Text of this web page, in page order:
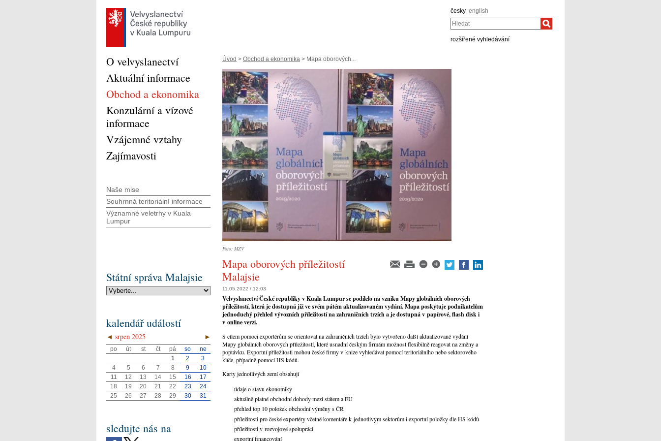
česky english
Hledat
rozšířené vyhledávání
Úvod > Obchod a ekonomika > Mapa oborových...
Foto: MZV
Mapa oborových příležitostí
Malajsie
11.05.2022 / 12:03
Velvyslanectví České republiky v Kuala Lumpur se podílelo na vzniku Mapy globálních oborových
příležitostí, která je dostupná již ve svém pátém aktualizovaném vydání. Mapa poskytuje podnikatelům
jednoduchý přehled vývozních příležitostí na zahraničních trzích a je dostupná v papírové, flash disk i
v online verzi.
S cílem pomoci exportérům se orientovat na zahraničních trzích bylo vytvořeno další aktualizované vydání
Mapy globálních oborových příležitostí, které usnadní českým firmám možnost flexibilně reagovat na změny a
poptávku. Exportní příležitosti mohou české firmy v knize vyhledávat pomocí teritoriálního nebo sektorového
klíče, případně pomocí HS kódů.
Karty jednotlivých zemí obsahují
údaje o stavu ekonomiky
aktuálně platné obchodní dohody mezi státem a EU
přehled top 10 položek obchodní výměny s ČR
příležitosti pro české exportéry včetně komentáře k jednotlivým sektorům i exportní položky dle HS kódů
příležitosti v rozvojové spolupráci
exportní financování
O velvyslanectví
Aktuální informace
Obchod a ekonomika
Konzulární a vízové
informace
Vzájemné vztahy
Zajímavosti
Naše mise
Souhrnná teritoriální informace
Významné veletrhy v Kuala
Lumpur
Státní správa Malajsie
kalendář událostí
◄ ►
srpen 2025
po út st čt pá so
ne
1
2
3
4
5 6 7 8 9
10
11
12 13 14 15 16
17
18
19 20 21 22 23
24
25
26 27 28 29 30 31
sledujte nás na